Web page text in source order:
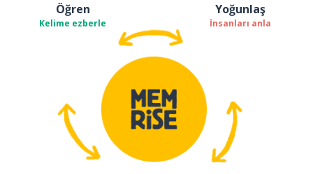
Öğren
Kelime ezberle
Yoğunlaş
İnsanları anla